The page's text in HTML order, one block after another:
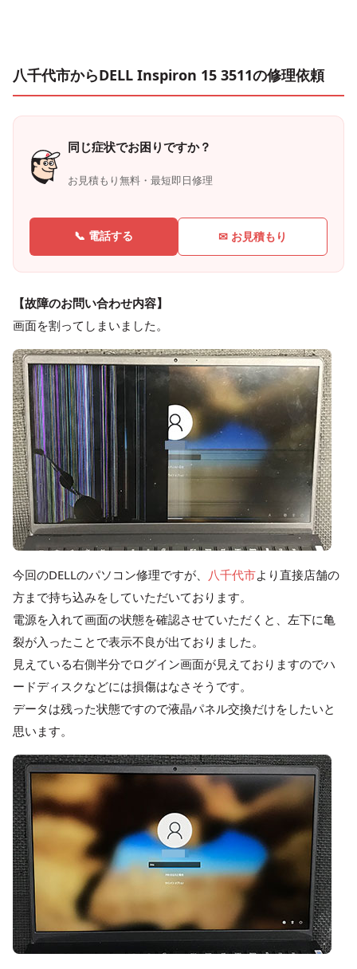
八千代市からDELL Inspiron 15 3511の修理依頼
同じ症状でお困りですか？
お見積もり無料・最短即日修理
📞 電話する ✉ お見積もり
【故障のお問い合わせ内容】
画面を割ってしまいました。
今回のDELLのパソコン修理ですが、 八千代市より直接店舗の
方まで持ち込みをしていただいております。
電源を入れて画面の状態を確認させていただくと、左下に亀
裂が入ったことで表示不良が出ておりました。
見えている右側半分でログイン画面が見えておりますのでハ
ードディスクなどには損傷はなさそうです。
データは残った状態ですので液晶パネル交換だけをしたいと
思います。